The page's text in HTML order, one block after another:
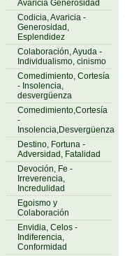
Avaricia Generosidad
Codicia, Avaricia -
Generosidad,
Esplendidez
Colaboración, Ayuda -
Individualismo, cinismo
Comedimiento, Cortesía
- Insolencia,
desvergüenza
Comedimiento,Cortesía
-
Insolencia,Desvergüenza
Destino, Fortuna -
Adversidad, Fatalidad
Devoción, Fe -
Irreverencia,
Incredulidad
Egoismo y
Colaboración
Envidia, Celos -
Indiferencia,
Conformidad